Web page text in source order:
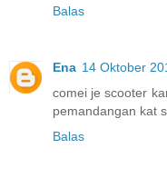
Balas
Ena 14 Oktober
comei je scooter
pemandangan kat
Balas